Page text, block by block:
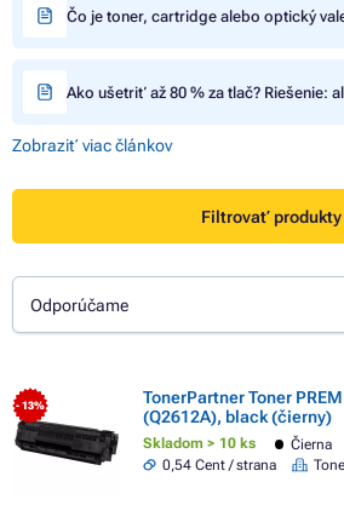
Čo je toner, cartridge alebo optický
Ako ušetriť až 80 % za tlač? Riešenie:
Zobraziť viac článkov
Filtrovať produkty
Odporúčame
- 13%
TonerPartner Toner
(Q2612A), black (čierny)
Skladom > 10 ks Čierna
0,54 Cent / strana